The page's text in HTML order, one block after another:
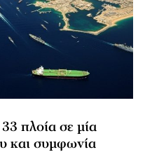
πλοία σε μία
και συμφωνία